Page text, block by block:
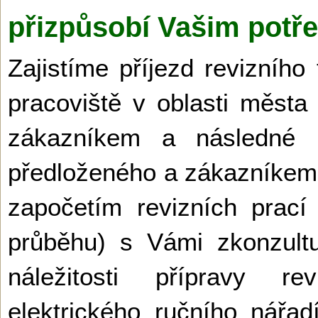
přizpůsobí Vašim
Zajistíme příjezd revizního
pracoviště v oblasti
zákazníkem a následné
předloženého a
započetím revizních
průběhu) s Vámi
náležitosti přípravy
elektrického ručního